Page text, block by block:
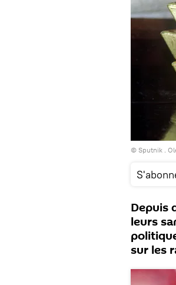
© Sputnik .
Depuis
leurs
sur les